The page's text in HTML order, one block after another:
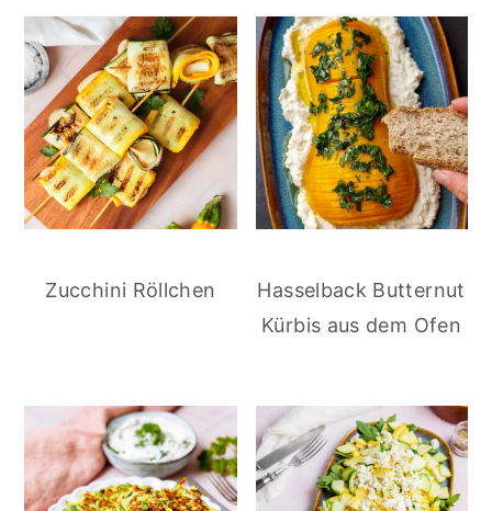
Zucchini Röllchen
Hasselback Butternut
Kürbis aus dem Ofen